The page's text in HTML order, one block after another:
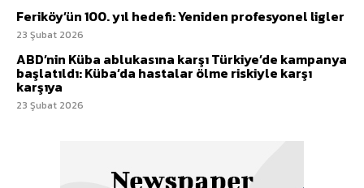
Feriköy’ün 100. yıl hedefi: Yeniden profesyonel ligler
23 Şubat 2026
ABD’nin Küba ablukasına karşı Türkiye’de kampanya
başlatıldı: Küba’da hastalar ölme riskiyle karşı
karşıya
23 Şubat 2026